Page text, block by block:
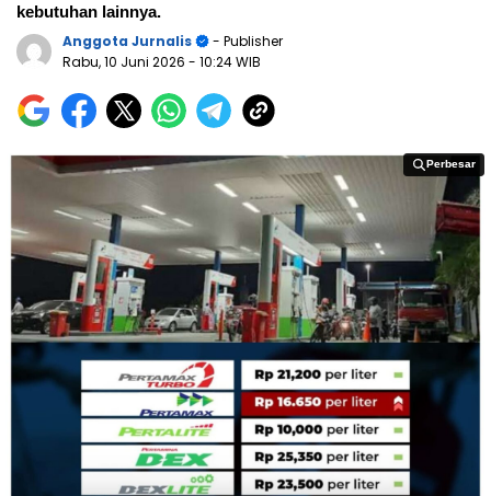
kebutuhan lainnya. ‎
Anggota Jurnalis
- Publisher
Rabu, 10 Juni 2026 - 10:24 WIB
Perbesar
Perbesar